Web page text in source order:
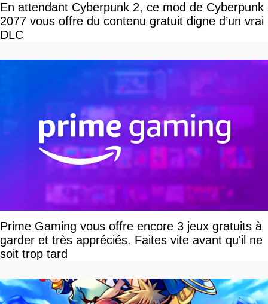
En attendant Cyberpunk 2, ce mod de Cyberpunk
2077 vous offre du contenu gratuit digne d’un vrai
DLC
Prime Gaming vous offre encore 3 jeux gratuits à
garder et très appréciés. Faites vite avant qu'il ne
soit trop tard